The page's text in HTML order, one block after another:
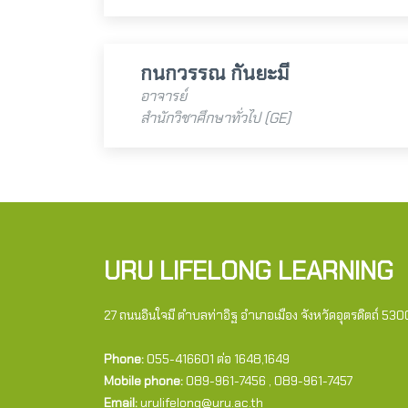
กนกวรรณ กันยะมี
อาจารย์
สำนักวิชาศึกษาทั่วไป (GE)
URU LIFELONG LEARNING
27 ถนนอินใจมี ตำบลท่าอิฐ อำเภอเมือง จังหวัดอุตรดิตถ์
Phone:055-416601 ต่อ 1648,1649
Mobile phone:089-961-7456 , 089-961-7457
Email:urulifelong@uru.ac.th